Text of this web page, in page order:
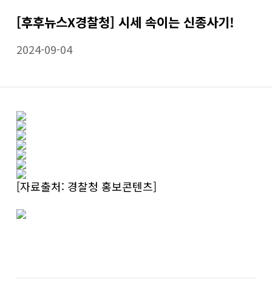
[후후뉴스X경찰청] 시세 속이는 신종사기!
2024-09-04
[자료출처: 경찰청 홍보콘텐츠]